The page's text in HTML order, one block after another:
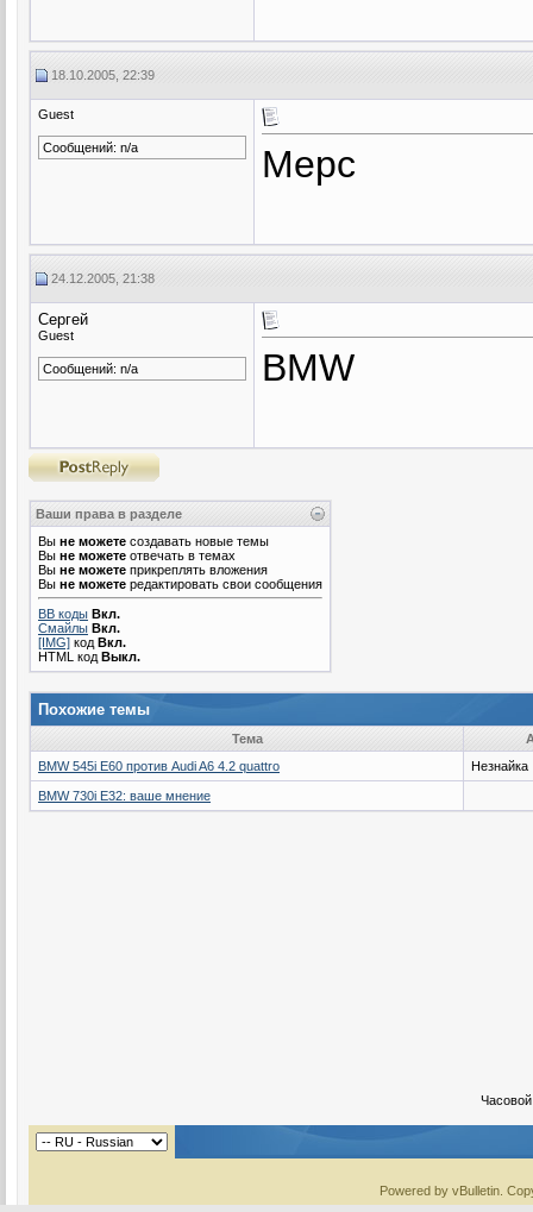
18.10.2005, 22:39
Guest
Сообщений: n/a Мерс
24.12.2005, 21:38
Сергей
Guest
Сообщений: n/a BMW
Ваши права в разделе
Вы не можете создавать новые темы
Вы не можете отвечать в темах
Вы не можете прикреплять вложения
Вы не можете редактировать свои сообщения
BB коды Вкл.
Смайлы Вкл.
[IMG] код Вкл.
HTML код Выкл.
Похожие темы
Тема
BMW 545i E60 против Audi A6 4.2 quattro
Незнайка
BMW 730i E32: ваше мнение
Powered by vBulletin.